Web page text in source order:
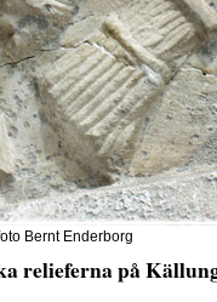
Bernt Enderborg
relieferna på